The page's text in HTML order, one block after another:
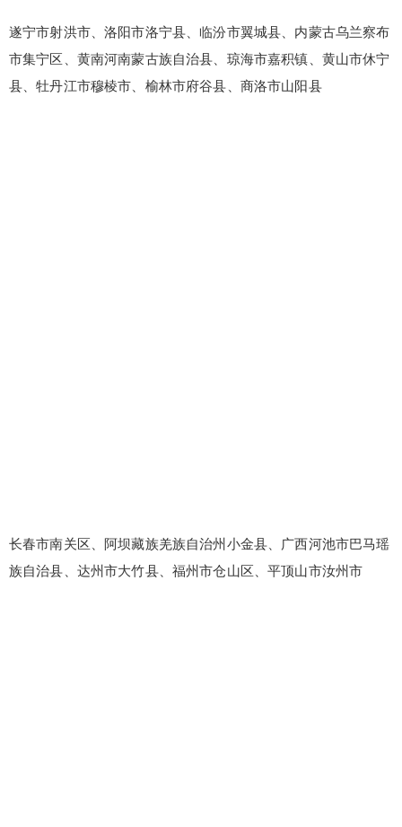
遂宁市射洪市、洛阳市洛宁县、临汾市翼城县、内蒙古乌兰察布
市集宁区、黄南河南蒙古族自治县、琼海市嘉积镇、黄山市休宁
县、牡丹江市穆棱市、榆林市府谷县、商洛市山阳县
长春市南关区、阿坝藏族羌族自治州小金县、广西河池市巴马瑶
族自治县、达州市大竹县、福州市仓山区、平顶山市汝州市